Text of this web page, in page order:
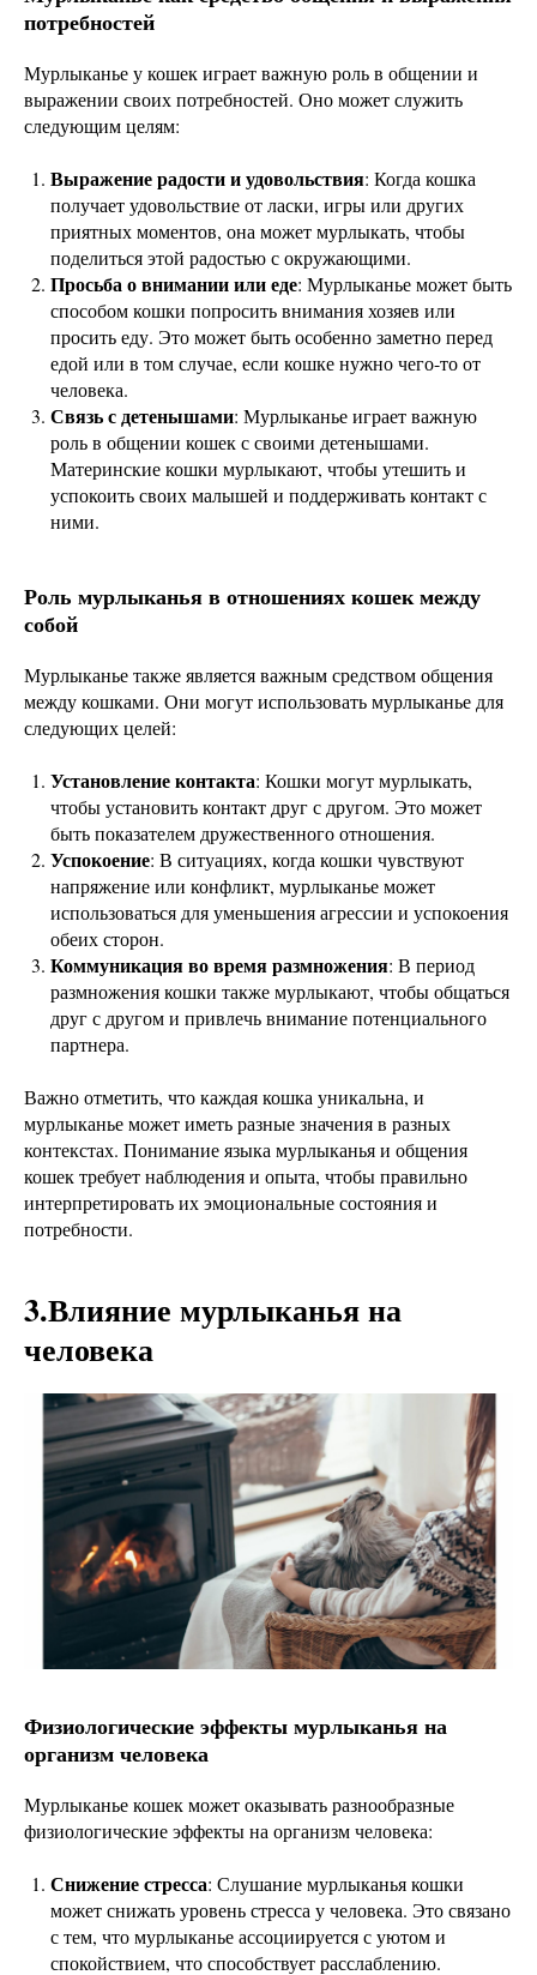
потребностей
Мурлыканье у кошек играет важную роль в общении и
выражении своих потребностей. Оно может служить
следующим целям:
Выражение радости и удовольствия: Когда кошка
получает удовольствие от ласки, игры или других
приятных моментов, она может мурлыкать, чтобы
поделиться этой радостью с окружающими.
Просьба о внимании или еде: Мурлыканье может быть
способом кошки попросить внимания хозяев или
просить еду. Это может быть особенно заметно перед
едой или в том случае, если кошке нужно чего-то от
человека.
Связь с детенышами: Мурлыканье играет важную
роль в общении кошек с своими детенышами.
Материнские кошки мурлыкают, чтобы утешить и
успокоить своих малышей и поддерживать контакт с
ними.
Роль мурлыканья в отношениях кошек между
собой
Мурлыканье также является важным средством общения
между кошками. Они могут использовать мурлыканье для
следующих целей:
Установление контакта: Кошки могут мурлыкать,
чтобы установить контакт друг с другом. Это может
быть показателем дружественного отношения.
Успокоение: В ситуациях, когда кошки чувствуют
напряжение или конфликт, мурлыканье может
использоваться для уменьшения агрессии и успокоения
обеих сторон.
Коммуникация во время размножения: В период
размножения кошки также мурлыкают, чтобы общаться
друг с другом и привлечь внимание потенциального
партнера.
Важно отметить, что каждая кошка уникальна, и
мурлыканье может иметь разные значения в разных
контекстах. Понимание языка мурлыканья и общения
кошек требует наблюдения и опыта, чтобы правильно
интерпретировать их эмоциональные состояния и
потребности.
3.Влияние мурлыканья на
человека
Физиологические эффекты мурлыканья на
организм человека
Мурлыканье кошек может оказывать разнообразные
физиологические эффекты на организм человека:
Снижение стресса: Слушание мурлыканья кошки
может снижать уровень стресса у человека. Это связано
с тем, что мурлыканье ассоциируется с уютом и
спокойствием, что способствует расслаблению.